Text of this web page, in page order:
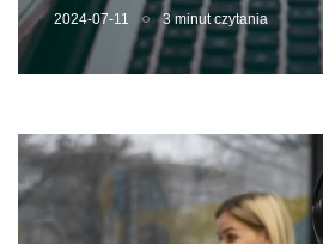
2024-07-11 3 minut czytania